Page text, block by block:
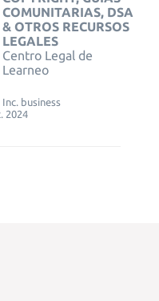
COMUNITARIAS, DSA
& OTROS RECURSOS
LEGALES
Centro Legal de
Learneo
business
2024